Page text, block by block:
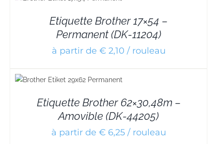
Etiquette Brother 17×54 –
Permanent (DK-11204)
à partir de € 2,10 / rouleau
Etiquette Brother 62×30,48m –
Amovible (DK-44205)
à partir de € 6,25 / rouleau